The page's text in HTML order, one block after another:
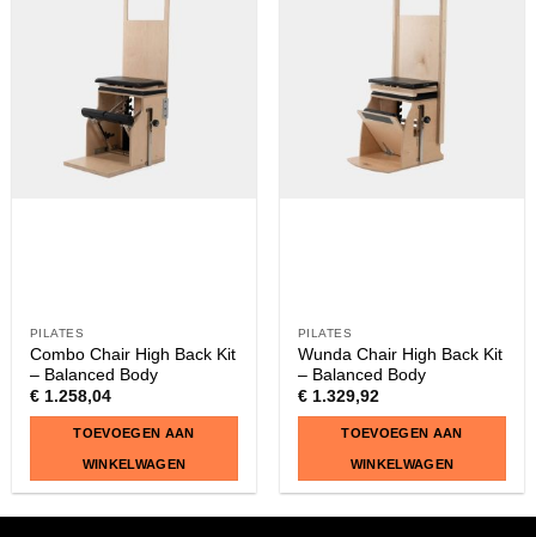
PILATES
Combo Chair High Back Kit
– Balanced Body
€1.258,04
TOEVOEGEN AAN
WINKELWAGEN
PILATES
Wunda Chair High Back Kit
– Balanced Body
€1.329,92
TOEVOEGEN AAN
WINKELWAGEN